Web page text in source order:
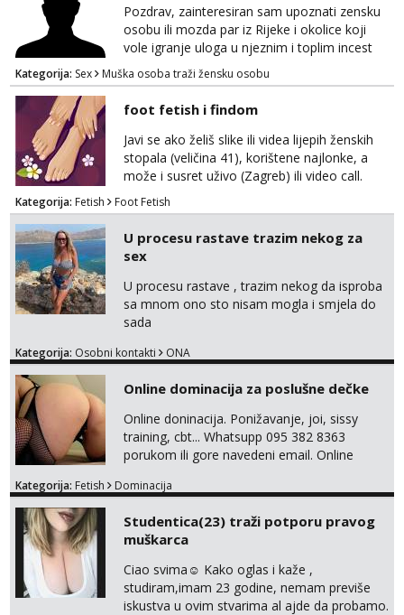
Pozdrav, zainteresiran sam upoznati zensku
osobu ili mozda par iz Rijeke i okolice koji
vole igranje uloga u njeznim i toplim incest
pricama, izgled nebitan, bitno je da znas sto
zelis i da se volis zabavljati. Javitese na mail,
viber, wapp ili zovite. Samo ozbiljni, hvala
Kategorija: Sex Muška osoba traži žensku osobu
foot fetish i findom
Javi se ako želiš slike ili videa lijepih ženskih
stopala (veličina 41), korištene najlonke, a
može i susret uživo (Zagreb) ili video call.
Mlada sam, lijepa i obrazovana te spremna za
dogovore i ispunjavanje želja. Molim samo
ozbiljni, spremni na dugoročnu suradnju i koji
mogu adekvatno platiti ono što nudim. :)
Također me zanima i findom Javite se sa
svojim željama i ponudama.
Kategorija: Fetish Foot Fetish
U procesu rastave trazim nekog za
sex
U procesu rastave , trazim nekog da isproba
sa mnom ono sto nisam mogla i smjela do
sada
Kategorija: Osobni kontakti ONA
Online dominacija za poslušne dečke
Online doninacija. Ponižavanje, joi, sissy
training, cbt... Whatsupp 095 382 8363
porukom ili gore navedeni email. Online
uživo nakon mjesečnog druženja . Čekam te
znali reći da im netko šalje moje fotke/videa
ili ima slične oglase s mojim slikama. Moj
oglas za dominaciju je isključvo ov...
Kategorija: Fetish Dominacija
Studentica(23) traži potporu pravog
muškarca
Ciao svima☺️ Kako oglas i kaže ,
studiram,imam 23 godine, nemam previše
iskustva u ovim stvarima al ajde da probamo.